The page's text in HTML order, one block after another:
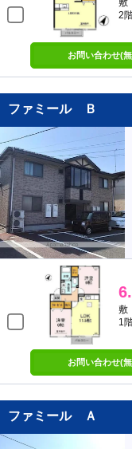
敷
2
お問い合わせ(
ファミール Ｂ
敷
1
お問い合わせ(
ファミール Ａ